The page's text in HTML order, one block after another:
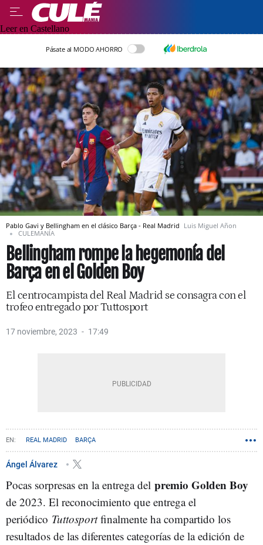
Leer en Castellano
Pásate al MODO AHORRO
Pablo Gavi y Bellingham en el clásico Barça - Real Madrid Luis Miguel Añon
CULEMANÍA
Bellingham rompe la hegemonía del
Barça en el Golden Boy
El centrocampista del Real Madrid se consagra con el
trofeo entregado por Tuttosport
17 noviembre, 2023 17:49
REAL MADRID BARÇA
Ángel Álvarez
Pocas sorpresas en la entrega del premio Golden Boy
de 2023. El reconocimiento que entrega el
periódico Tuttosportfinalmente ha compartido los
resultados de las diferentes categorías de la edición de